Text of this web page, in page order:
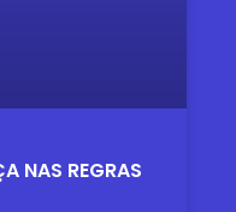
NAS REGRAS